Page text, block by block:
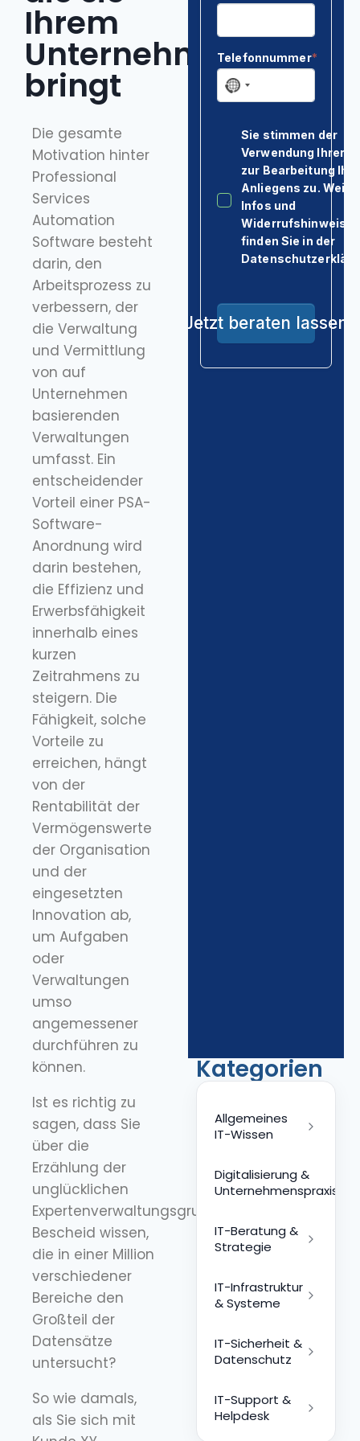
Ihrem
Unternehmen
bringt
Die gesamte
Motivation hinter
Professional
Services
Automation
Software besteht
darin, den
Arbeitsprozess zu
verbessern, der
die Verwaltung
und Vermittlung
von auf
Unternehmen
basierenden
Verwaltungen
umfasst. Ein
entscheidender
Vorteil einer PSA-
Software-
Anordnung wird
darin bestehen,
die Effizienz und
Erwerbsfähigkeit
innerhalb eines
kurzen
Zeitrahmens zu
steigern. Die
Fähigkeit, solche
Vorteile zu
erreichen, hängt
von der
Rentabilität der
Vermögenswerte
der Organisation
und der
eingesetzten
Innovation ab,
um Aufgaben
oder
Verwaltungen
umso
angemessener
durchführen zu
können.
Ist es richtig zu
sagen, dass Sie
über die
Erzählung der
unglücklichen
Expertenverwaltungsgruppe
Bescheid wissen,
die in einer Million
verschiedener
Bereiche den
Großteil der
Datensätze
untersucht?
So wie damals,
als Sie sich mit
Kategorien
Allgemeines
IT-Wissen
Digitalisierung &
Unternehmenspraxis
IT-Beratung &
Strategie
IT-Infrastruktur
& Systeme
IT-Sicherheit &
Datenschutz
IT-Support &
Helpdesk